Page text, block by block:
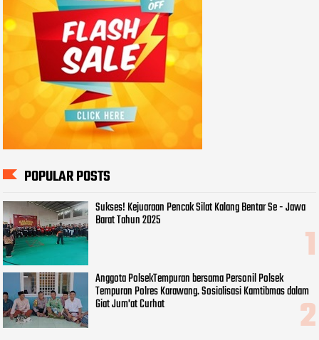
POPULAR POSTS
Sukses! Kejuaraan Pencak Silat Kalang Bentar Se - Jawa
Barat Tahun 2025
Anggota PolsekTempuran bersama Personil Polsek
Tempuran Polres Karawang. Sosialisasi Kamtibmas dalam
Giat Jum'at Curhat